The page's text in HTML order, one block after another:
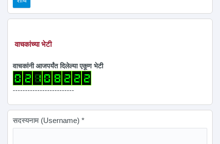
वाचकांच्या भेटी
वाचकांनी आजपर्यंत दिलेल्या एकूण भेटी
-------------------------
सदस्यनाम (Username) *